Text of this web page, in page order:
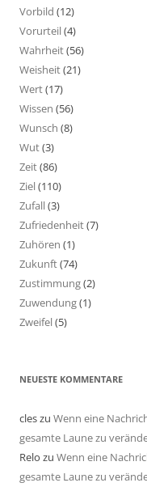
Vorbild (12)
Vorurteil(4)
Wahrheit(56)
Weisheit(21)
Wert(17)
Wissen (56)
Wunsch (8)
Wut(3)
Zeit(86)
Ziel(110)
Zufall(3)
Zufriedenheit(7)
Zuhören (1)
Zukunft(74)
Zustimmung(2)
Zuwendung(1)
Zweifel(5)
NEUESTE KOMMENTARE
cleszu Wenn eine
gesamte Laune zu
Relo zu Wenn eine
gesamte Laune zu